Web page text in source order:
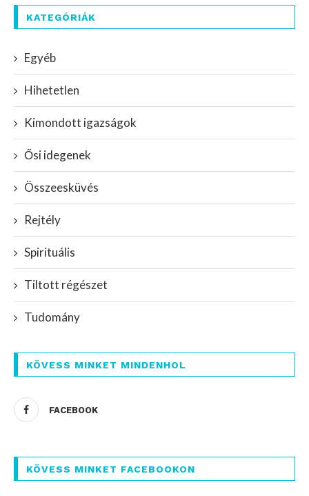
KATEGÓRIÁK
Egyéb
Hihetetlen
Kimondott igazságok
Ősi idegenek
Összeesküvés
Rejtély
Spirituális
Tiltott régészet
Tudomány
KÖVESS MINKET MINDENHOL
FACEBOOK
KÖVESS MINKET FACEBOOKON